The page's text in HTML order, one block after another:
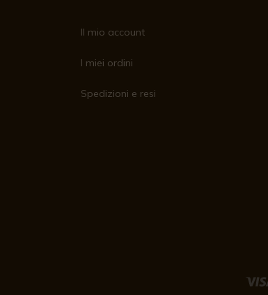
Il mio account
I miei ordini
Spedizioni e resi